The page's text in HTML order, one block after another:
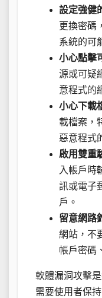
設定強健
更換密碼
系統的可
小心點擊
源或可疑
意程式的
小心下載
載檔案，
惡意程式
啟用雙重
入帳戶時
訊或電子
戶。
留意網路
網站，不
帳戶密碼
軟體漏洞攻擊
需要使用者保